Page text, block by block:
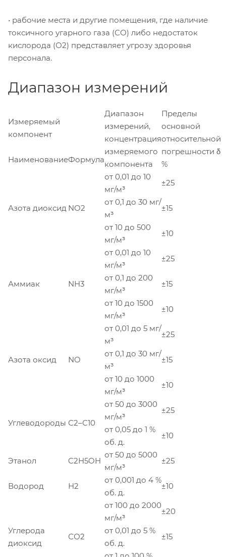
• рабочие места и другие помещения, где наличие
токсичного угарного газа (СО) либо недостаток
кислорода (О2) представляет угрозу здоровья
персонала.
Диапазон измерений
Измеряемый
компонент
Диапазон
измерений,
концентрация
измеряемого
компонента
Пределы
основной
относительной
погрешности δ
%
НаименованиеФормула
Азота диоксид NO2
от 0,01 до 10
мг/м³
±25
от 0,1 до 30 мг/
м³
±15
от 10 до 500
мг/м³
±10
Аммиак NH3
от 0,01 до 10
мг/м³
±25
от 0,1 до 200
мг/м³
±15
от 10 до 1500
мг/м³
±10
Азота оксид NO
от 0,01 до 5 мг/
м³
±25
от 0,1 до 30 мг/
м³
±15
от 10 до 1000
мг/м³
±10
Углеводороды С2–С10
от 50 до 3000
мг/м³
±25
от 0,05 до 1 %
об. д.
±10
Этанол C2H5OH
от 50 до 5000
мг/м³
±25
Водород H2
от 0,001 до 4 %
об. д.
±10
Углерода
диоксид
СО2
от 100 до 2000
мг/м³
±20
от 0,01 до 5 %
об. д.
±15